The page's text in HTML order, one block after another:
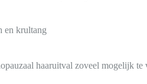
en krultang
haaruitval zoveel mogelijk